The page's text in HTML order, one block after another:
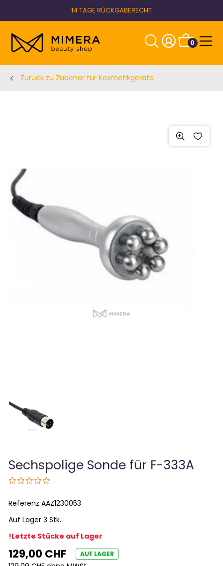
14 TAGE RÜCKGABERECHT
0
Zurück zu Zubehör für Kosmetikgeräte
Sechspolige Sonde für F-333A
ReferenzAAZ1230053
Auf Lager 3 Stk.
!Letzte Stücke auf Lager
129,00 CHF AUF LAGER